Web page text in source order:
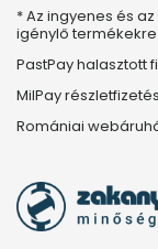
* Az ingyenes és
igénylő
PastPay halasztott
MilPay
Romániai